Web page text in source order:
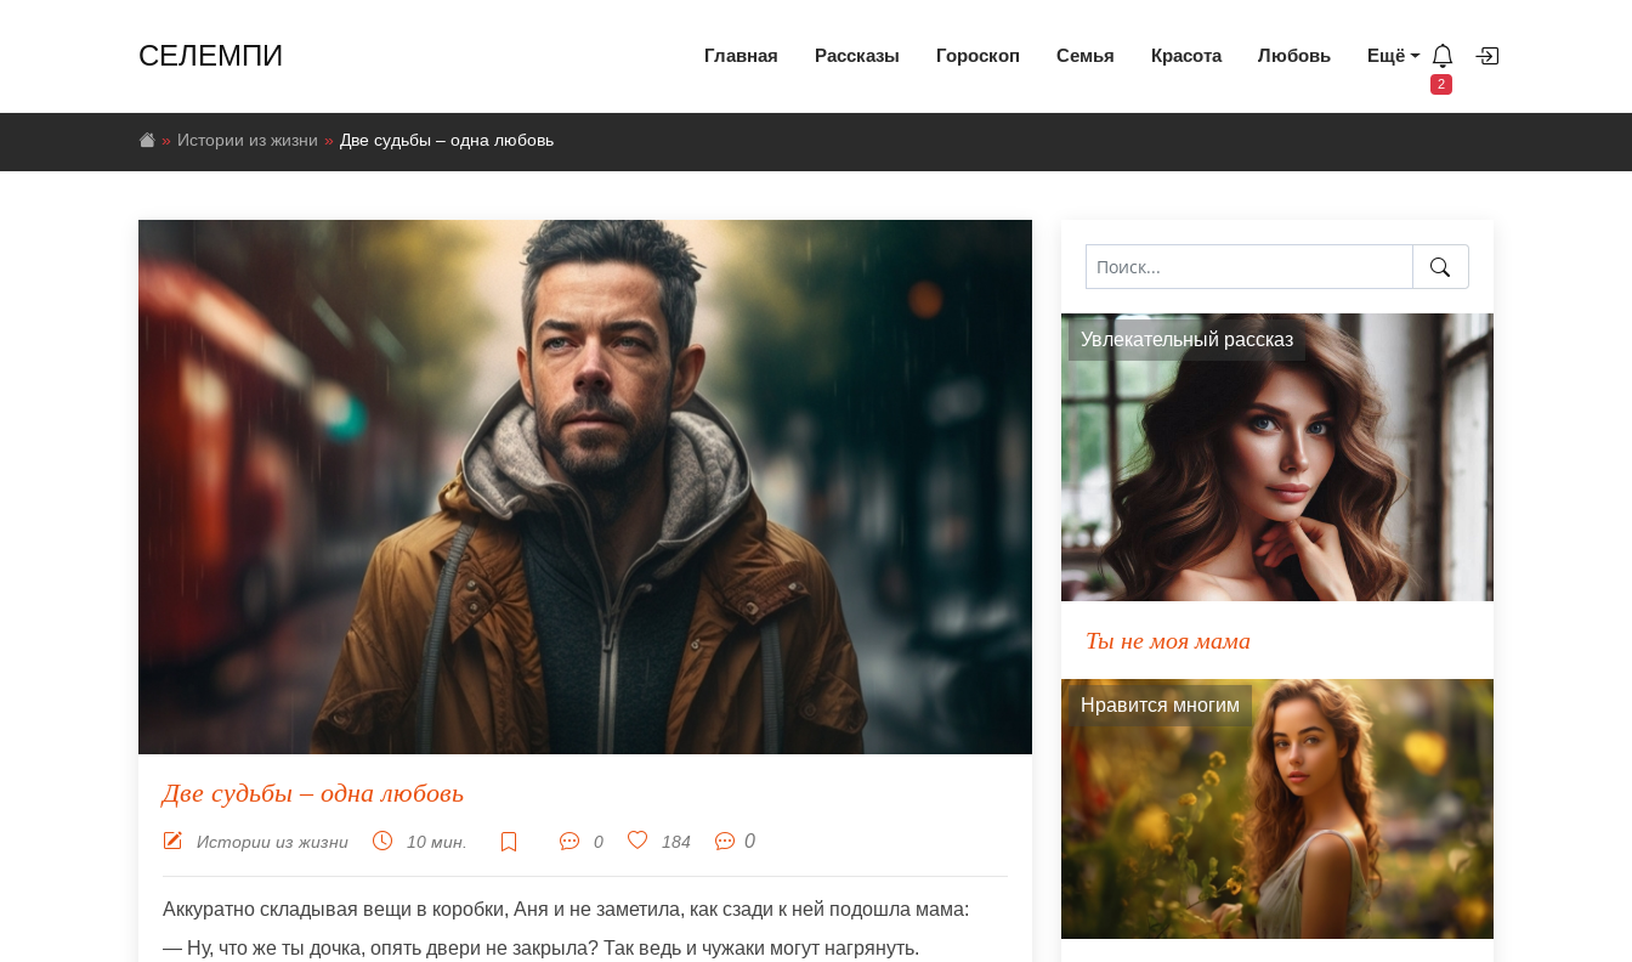
СЕЛЕМПИ Главная Рассказы Гороскоп Семья Красота Любовь Ещё
2
Истории из жизни Две судьбы – одна любовь
Две судьбы – одна любовь
Истории из жизни 10 мин. 0 184 0
Аккуратно складывая вещи в коробки, Аня и не заметила, как сзади к ней подошла мама:
— Ну, что же ты дочка, опять двери не закрыла? Так ведь и чужаки могут нагрянуть.
Увлекательный рассказ
Ты не моя мама
Нравится многим